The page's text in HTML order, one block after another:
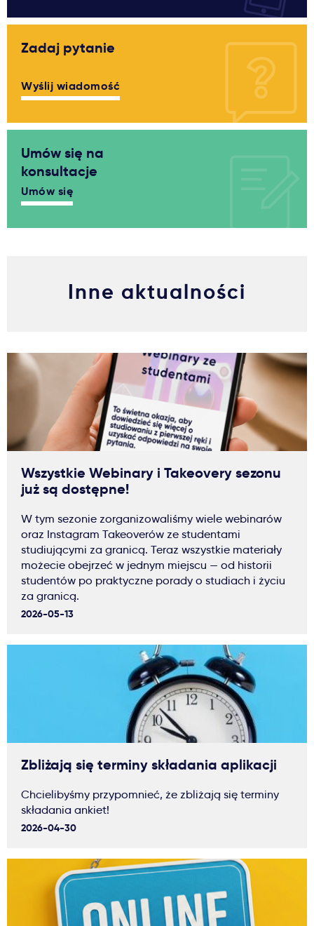
Zadaj pytanie
Wyślij wiadomość
Umów się na
konsultacje
Umów się
Inne aktualności
Wszystkie Webinary i Takeovery sezonu
już są dostępne!
W tym sezonie zorganizowaliśmy wiele webinarów
oraz Instagram Takeoverów ze studentami
studiującymi za granicą. Teraz wszystkie materiały
możecie obejrzeć w jednym miejscu — od historii
studentów po praktyczne porady o studiach i życiu
za granicą.
2026-05-13
Zbliżają się terminy składania aplikacji
Chcielibyśmy przypomnieć, że zbliżają się terminy
składania ankiet!
2026-04-30